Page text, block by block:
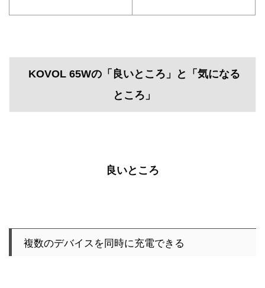
KOVOL 65Wの「良いところ」と「気になる
ところ」
良いところ
複数のデバイスを同時に充電できる